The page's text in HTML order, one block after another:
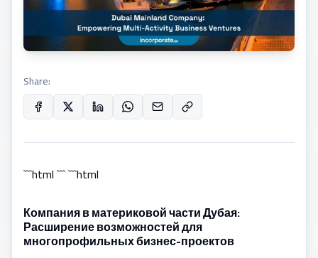
Share:
```html ``` ```html
Компания в материковой части Дубая:
Расширение возможностей для
многопрофильных бизнес-проектов